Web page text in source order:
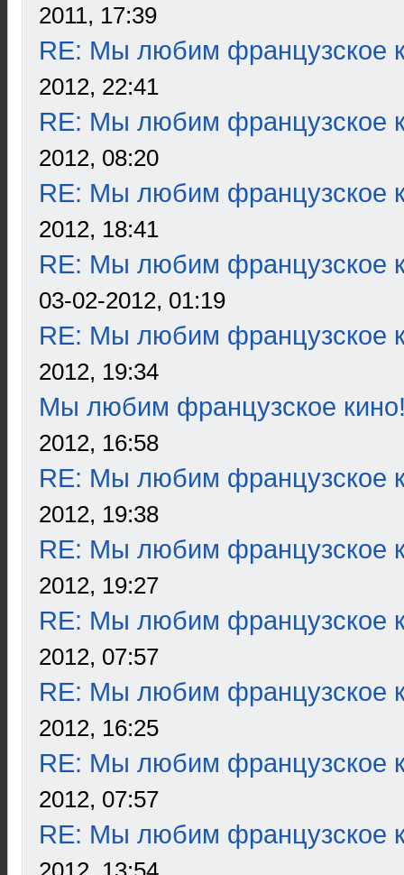
2011, 17:39
RE: Мы любим французское
2012, 22:41
RE: Мы любим французское
2012, 08:20
RE: Мы любим французское
2012, 18:41
RE: Мы любим французское
03-02-2012, 01:19
RE: Мы любим французское
2012, 19:34
Мы любим французское
2012, 16:58
RE: Мы любим французское
2012, 19:38
RE: Мы любим французское
2012, 19:27
RE: Мы любим французское
2012, 07:57
RE: Мы любим французское
2012, 16:25
RE: Мы любим французское
2012, 07:57
RE: Мы любим французское